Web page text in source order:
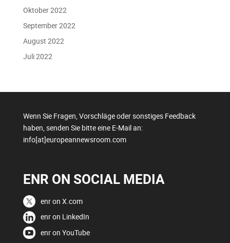
Oktober 2022
September 2022
August 2022
Juli 2022
Wenn Sie Fragen, Vorschläge oder sonstiges Feedback
haben, senden Sie bitte eine E-Mail an:
info[at]europeannewsroom.com
ENR ON SOCIAL MEDIA
enr on X.com
enr on LinkedIn
enr on YouTube